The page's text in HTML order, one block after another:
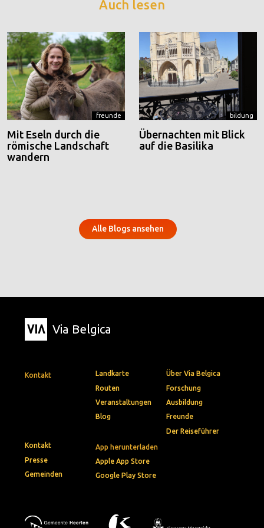
Auch lesen
freunde
Mit Eseln durch die
römische Landschaft
wandern
bildung
Übernachten mit Blick
auf die Basilika
Alle Blogs ansehen
Via Belgica
Kontakt
App herunterladen
Apple App Store
Google Play Store
Landkarte
Routen
Veranstaltungen
Blog
Über Via Belgica
Forschung
Ausbildung
Freunde
Der Reiseführer
Kontakt
Presse
Gemeinden